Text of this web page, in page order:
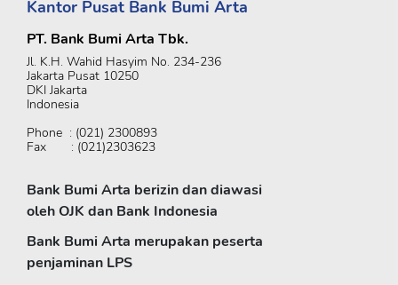
Kantor Pusat Bank Bumi Arta
PT. Bank Bumi Arta Tbk.
Jl. K.H. Wahid Hasyim No. 234-236
Jakarta Pusat 10250
DKI Jakarta
Indonesia
Phone : (021) 2300893
Fax : (021)2303623
Bank Bumi Arta berizin dan diawasi
oleh OJK dan Bank Indonesia
Bank Bumi Arta merupakan peserta
penjaminan LPS